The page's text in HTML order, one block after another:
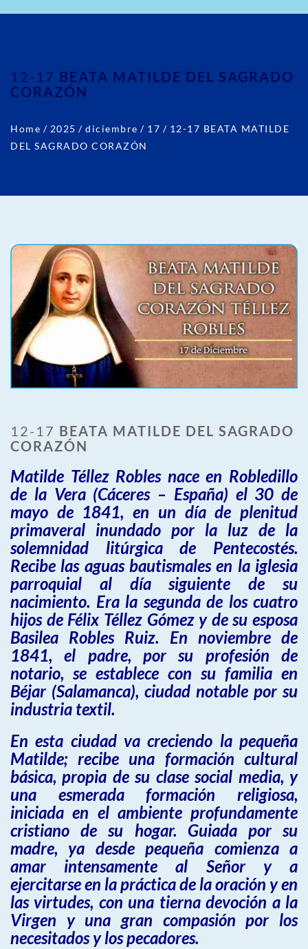
12-17 BEATA MATILDE DEL SAGRADO
CORAZÓN
Home / 2025 / diciembre / 17 / 12-17 BEATA MATILDE
DEL SAGRADO CORAZÓN
12-17 BEATA MATILDE DEL SAGRADO
CORAZÓN
Matilde Téllez Robles nace en Robledillo
de la Vera (Cáceres – España) el 30 de
mayo de 1841, en un día de plenitud
primaveral inundado por la luz de la
solemnidad litúrgica de Pentecostés.
Recibe las aguas bautismales en la iglesia
parroquial al día siguiente de su
nacimiento. Era la segunda de los cuatro
hijos de Félix Téllez Gómez y de su esposa
Basilea Robles Ruiz. En noviembre de
1841, el padre, por su profesión de
notario, se establece con su familia en
Béjar (Salamanca), ciudad notable por su
industria textil.
En esta ciudad va creciendo la pequeña
Matilde; recibe una formación cultural
básica, propia de su clase social media, y
una esmerada formación religiosa,
iniciada en el ambiente profundamente
cristiano de su hogar. Guiada por su
madre, ya desde pequeña comienza a
amar intensamente al Señor y a
ejercitarse en la práctica de la oración y en
las virtudes, con una tierna devoción a la
Virgen y una gran compasión por los
necesitados y los pecadores.